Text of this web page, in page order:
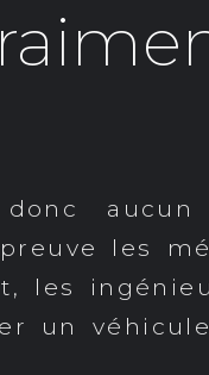
donc
les
les
un